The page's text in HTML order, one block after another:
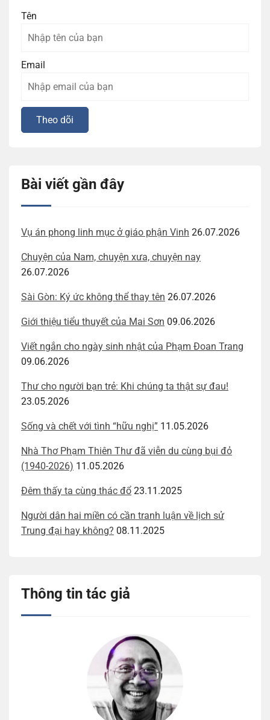
Tên
Email
Bài viết gần đây
Vụ án phong linh mục ở giáo phận Vinh 26.07.2026
Chuyện của Nam, chuyện xưa, chuyện nay
26.07.2026
Sài Gòn: Ký ức không thể thay tên 26.07.2026
Giới thiệu tiểu thuyết của Mai Sơn 09.06.2026
Viết ngắn cho ngày sinh nhật của Phạm Đoan Trang
09.06.2026
Thư cho người bạn trẻ: Khi chúng ta thật sự đau!
23.05.2026
Sống và chết với tình “hữu nghị” 11.05.2026
Nhà Thơ Phạm Thiên Thư đã viễn du cùng bụi đỏ
(1940-2026) 11.05.2026
Đêm thấy ta cùng thác đổ 23.11.2025
Người dân hai miền có cần tranh luận về lịch sử
Trung đại hay không? 08.11.2025
Thông tin tác giả